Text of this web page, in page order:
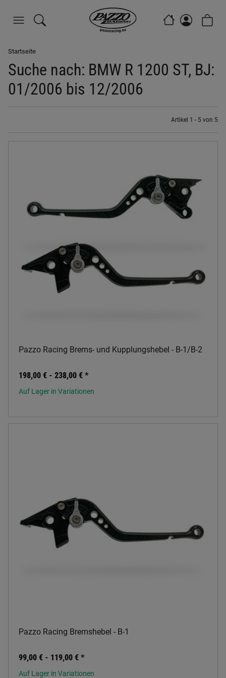
Startseite
Suche nach: BMW R 1200 ST, BJ:
01/2006 bis 12/2006
Artikel 1 - 5 von 5
Pazzo Racing Brems- und Kupplungshebel - B-1/B-2
198,00 € - 238,00 € *
Auf Lager in Variationen
Pazzo Racing Bremshebel - B-1
99,00 € - 119,00 € *
Auf Lager in Variationen